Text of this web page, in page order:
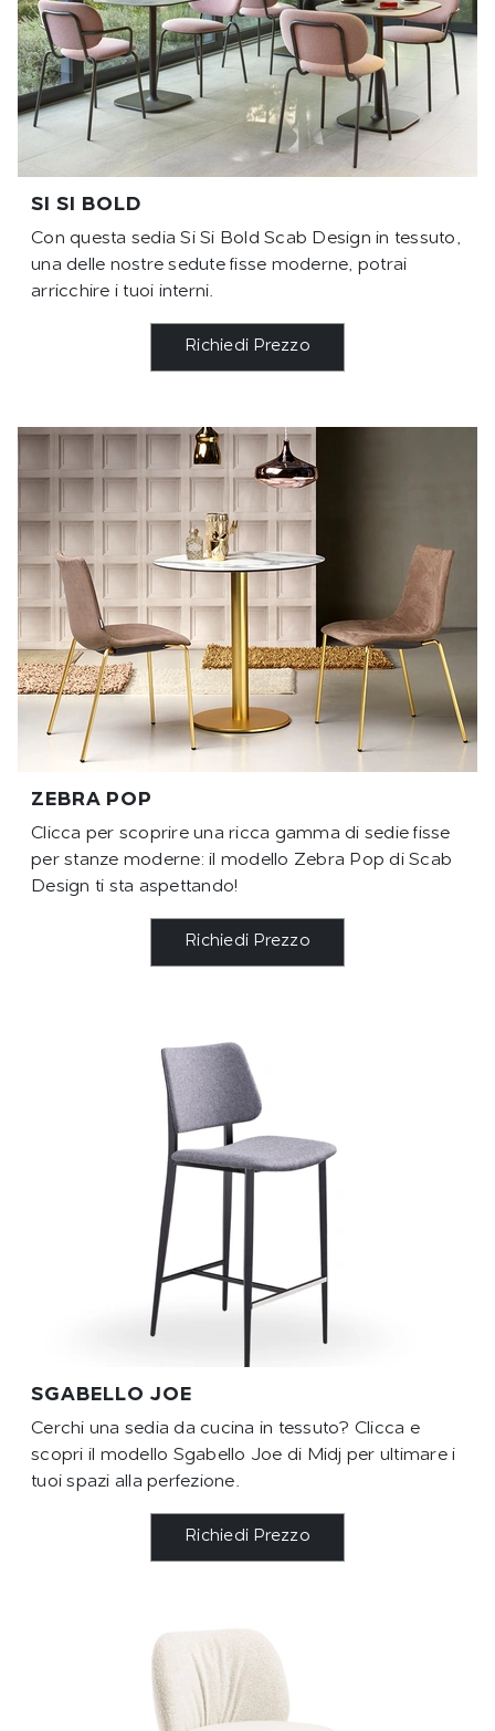
SI SI BOLD
Con questa sedia Si Si Bold Scab Design in tessuto,
una delle nostre sedute fisse moderne, potrai
arricchire i tuoi interni.
Richiedi Prezzo
ZEBRA POP
Clicca per scoprire una ricca gamma di sedie fisse
per stanze moderne: il modello Zebra Pop di Scab
Design ti sta aspettando!
Richiedi Prezzo
SGABELLO JOE
Cerchi una sedia da cucina in tessuto? Clicca e
scopri il modello Sgabello Joe di Midj per ultimare i
tuoi spazi alla perfezione.
Richiedi Prezzo